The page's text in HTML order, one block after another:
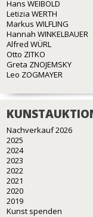
Hans WEIBOLD
Letizia WERTH
Markus WILFLING
Hannah WINKELBAUER
Alfred WÜRL
Otto ZITKO
Greta ZNOJEMSKY
Leo ZOGMAYER
Nachverkauf 2026
2025
2024
2023
2022
2021
2020
2019
Kunst spenden